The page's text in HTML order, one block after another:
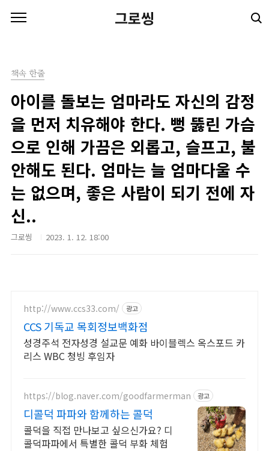
그로씽
책속 한줄
아이를 돌보는 엄마라도 자신의 감정
을 먼저 치유해야 한다. 뻥 뚫린 가슴
으로 인해 가끔은 외롭고, 슬프고, 불
안해도 된다. 엄마는 늘 엄마다울 수
는 없으며, 좋은 사람이 되기 전에 자
신..
그로씽 2023. 1. 12. 18:00
http://www.ccs33.com/ 광고
CCS 기독교 목회정보백화점
성경주석 전자성경 설교문 예화 바이블렉스 옥스포드 카
리스 WBC 청빙 후임자
https://blog.naver.com/goodfarmerman 광고
디콜덕 파파와 함께하는 콜덕
콜덕을 직접 만나보고 싶으신가요? 디
콜덕파파에서 특별한 콜덕 부화 체험